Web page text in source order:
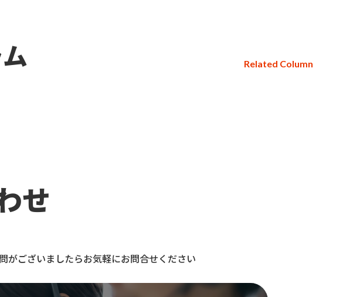
Related Column
せ
がございましたらお気軽にお問合せください